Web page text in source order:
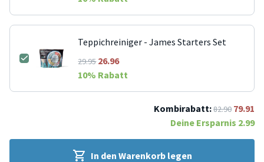
Teppichreiniger - James Starters Set
29.9526.96
10% Rabatt
Kombirabatt:82.90 79.91
Deine Ersparnis 2.99
In den Warenkorb legen